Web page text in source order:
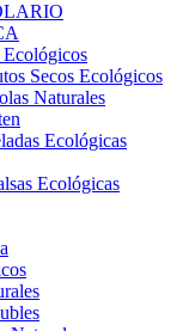
Ecológicos
Secos Ecológicos
Naturales
Ecológicas
Ecológicas